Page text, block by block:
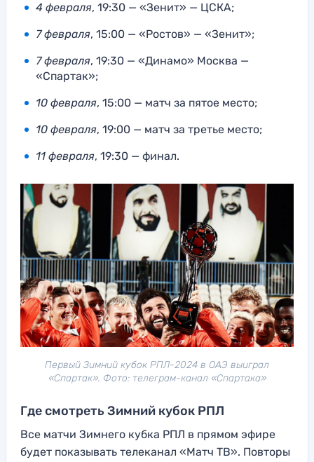
4 февраля, 19:30 — «Зенит» — ЦСКА;
7 февраля, 15:00 — «Ростов» — «Зенит»;
7 февраля, 19:30 — «Динамо» Москва —
«Спартак»;
10 февраля, 15:00 — матч за пятое место;
10 февраля, 19:00 — матч за третье место;
11 февраля, 19:30 — финал.
Первый Зимний кубок РПЛ-2024 в ОАЭ выиграл
«Спартак». Фото: телеграм-канал «Спартака»
Где смотреть Зимний кубок РПЛ
Все матчи Зимнего кубка РПЛ в прямом эфире
будет показывать телеканал «Матч ТВ». Повторы